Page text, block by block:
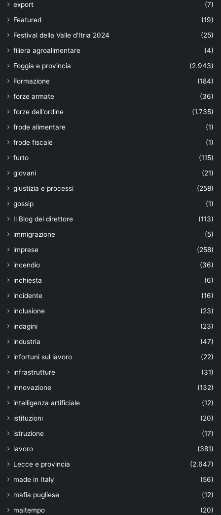
export
(7)
Featured
(19)
Festival della Valle d'Itria 2024
(25)
filiera agroalimentare
(4)
Foggia e provincia
(2.943)
Formazione
(184)
forze armate
(36)
forze dell'ordine
(1.735)
frode alimentare
(1)
frode fiscale
(1)
furto
(115)
giovani
(21)
giustizia e processi
(258)
gossip
(1)
Il Blog del direttore
(113)
immigrazione
(5)
imprese
(258)
incendio
(36)
inchiesta
(6)
incidente
(16)
inclusione
(23)
indagini
(23)
industria
(47)
infortuni sul lavoro
(22)
infrastrutture
(31)
innovazione
(132)
intelligenza artificiale
(12)
istituzioni
(20)
istruzione
(17)
lavoro
(381)
Lecce e provincia
(2.647)
made in Italy
(56)
mafia pugliese
(12)
maltempo
(20)